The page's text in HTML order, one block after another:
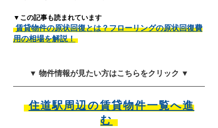
▼この記事も読まれています
賃貸物件の原状回復とは？フローリングの原状回復費
用の相場を解説！
▼ 物件情報が見たい方はこちらをクリック ▼
住道駅周辺の賃貸物件一覧へ進
む